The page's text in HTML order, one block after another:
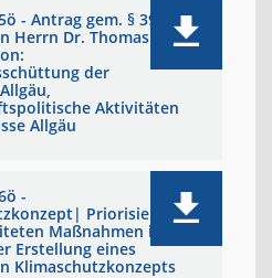
- Antrag gem. § 39
Herrn Dr. Thomas Jahn
der
Aktivitäten
Allgäu
-
Priorisierung
Maßnahmen im
Erstellung eines
Klimaschutzkonzepts